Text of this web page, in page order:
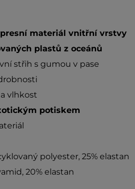
materiál vnitřní vrstvy
plastů z oceánů
střih s gumou v pase
vlhkost
potiskem
polyester, 25% elastan
20% elastan